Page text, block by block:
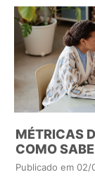
MÉTRICAS
COMO
Publicado em 02/